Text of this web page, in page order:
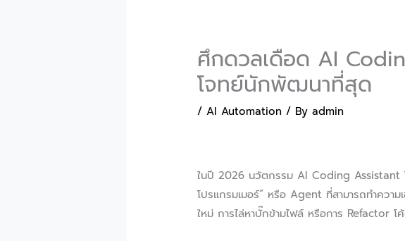
ศึกดวลเดือด AI
โจทย์นักพัฒนาที่สุด
/AI Automation / Byadmin
ในปี 2026 นวัตกรรม AI Coding Assistant
โปรแกรมเมอร์” หรือ Agent ที่สามารถทำความ
ใหม่ การไล่หาบั๊กข้ามไฟล์ หรือการ Refactor